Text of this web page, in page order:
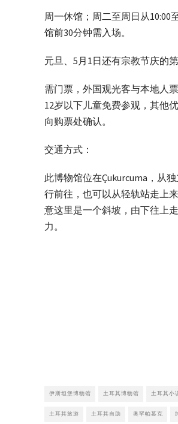
周一休馆；周二至周日从10:00
馆前30分钟需入场。
元旦、5月1日还有宗教节庆的
需门票，外国观光客与本地人
12岁以下儿童免费参观，其他
向购票处确认。
交通方式：
此博物馆位在Çukurcuma，从
行前往，也可以从轻轨站走上
意这里是一个斜坡，由下往上
力。
伊斯坦堡博物馆 土耳其博物馆 土耳其小
土耳其旅游 土耳其自助 奥罕帕慕克